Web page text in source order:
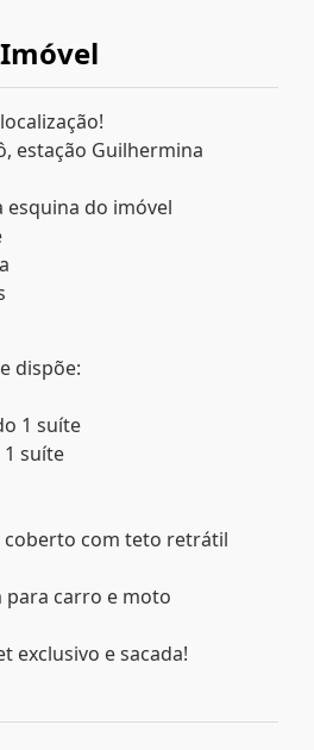
Imóvel
estação Guilhermina
esquina do imóvel
dispõe:
1 suíte
suíte
com teto retrátil
para carro e moto
exclusivo e sacada!